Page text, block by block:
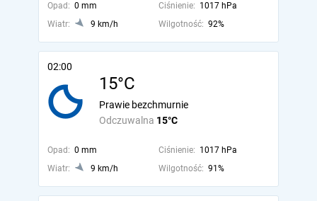
Opad: 0 mm Ciśnienie: 1017 hPa
Wiatr:
9 km/h Wilgotność: 92%
02:00
15°C
Odczuwalna 15°C
Prawie bezchmurnie
Opad: 0 mm Ciśnienie: 1017 hPa
Wiatr:
9 km/h Wilgotność: 91%